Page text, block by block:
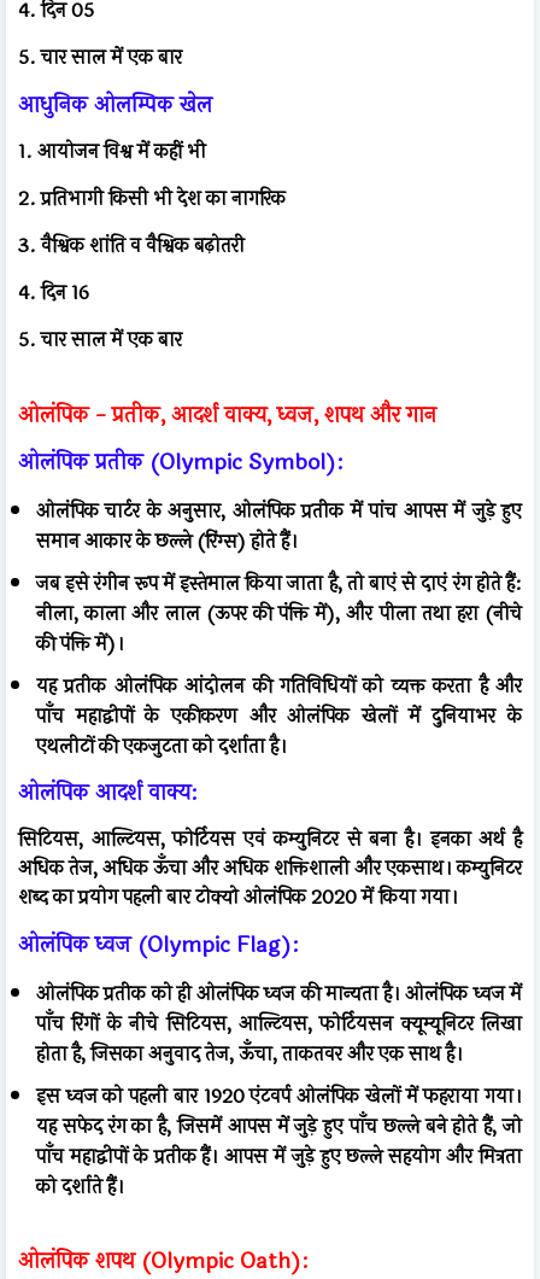
4. दिन 05
5. चार साल में एक बार
आधुनिक ओलम्पिक खेल
1. आयोजन विश्व में कहीं भी
2. प्रतिभागी किसी भी देश का नागरिक
3. वैश्विक शांति व वैश्विक बढ़ोतरी
4. दिन 16
5. चार साल में एक बार
ओलंपिक - प्रतीक, आदर्श वाक्य, ध्वज, शपथ और गान
ओलंपिक प्रतीक (Olympic Symbol):
ओलंपिक चार्टर के अनुसार, ओलंपिक प्रतीक में पांच आपस में जुड़े हुए
समान आकार के छल्ले (रिंग्स) होते हैं।
जब इसे रंगीन रूप में इस्तेमाल किया जाता है, तो बाएं से दाएं रंग होते हैं:
नीला, काला और लाल (ऊपर की पंक्ति में), और पीला तथा हरा (नीचे
की पंक्ति में)।
यह प्रतीक ओलंपिक आंदोलन की गतिविधियों को व्यक्त करता है और
पाँच महाद्वीपों के एकीकरण और ओलंपिक खेलों में दुनियाभर के
एथलीटों की एकजुटता को दर्शाता है।
ओलंपिक आदर्श वाक्य:
सिटियस, आल्टियस, फोर्टियस एवं कम्युनिटर से बना है। इनका अर्थ है
अधिक तेज, अधिक ऊँचा और अधिक शक्तिशाली और एकसाथ। कम्युनिटर
शब्द का प्रयोग पहली बार टोक्यो ओलंपिक 2020 में किया गया।
ओलंपिक ध्वज (Olympic Flag):
ओलंपिक प्रतीक को ही ओलंपिक ध्वज की मान्यता है। ओलंपिक ध्वज में
पाँच रिंगों के नीचे सिटियस, आल्टियस, फोर्टियसन क्यूम्यूनिटर लिखा
होता है, जिसका अनुवाद तेज, ऊँचा, ताकतवर और एक साथ है।
इस ध्वज को पहली बार 1920 एंटवर्प ओलंपिक खेलों में फहराया गया।
यह सफेद रंग का है, जिसमें आपस में जुड़े हुए पाँच छल्ले बने होते हैं, जो
पाँच महाद्वीपों के प्रतीक हैं। आपस में जुड़े हुए छल्ले सहयोग और मित्रता
को दर्शाते हैं।
ओलंपिक शपथ (Olympic Oath):